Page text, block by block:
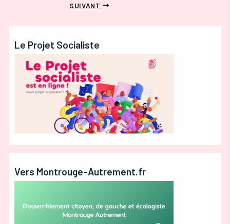
SUIVANT
Le Projet Socialiste
Vers Montrouge-Autrement.fr